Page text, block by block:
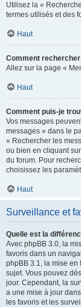
Utilisez la «
termes utilisés et des
Haut
Comment
Allez sur la page «
Haut
Comment puis-je
Vos messages
messages » dans le
« Rechercher les
ou bien en cliquant
du forum. Pour
choisissez les
Haut
Surveillance et
Quelle est la
Avec phpBB 3.0, la
favoris dans un
phpBB 3.1, la mise en
sujet. Vous pouvez
jour. Cependant, la
a une mise à jour
les favoris et les